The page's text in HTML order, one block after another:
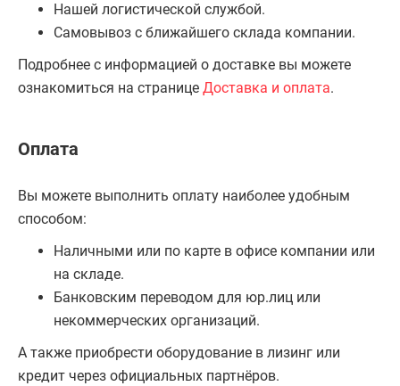
Нашей логистической службой.
Самовывоз с ближайшего склада компании.
Подробнее с информацией о доставке вы можете
ознакомиться на странице Доставка и оплата.
Оплата
Вы можете выполнить оплату наиболее удобным
способом:
Наличными или по карте в офисе компании или
на складе.
Банковским переводом для юр.лиц или
некоммерческих организаций.
А также приобрести оборудование в лизинг или
кредит через официальных партнёров.